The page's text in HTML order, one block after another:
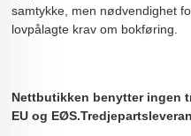
samtykke, men nødvendighet
lovpålagte krav om bokføring.
Nettbutikken benytter ingen
EU og EØS.